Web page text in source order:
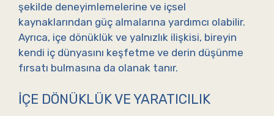
şekilde deneyimlemelerine ve içsel
kaynaklarından güç almalarına yardımcı olabilir.
Ayrıca, içe dönüklük ve yalnızlık ilişkisi, bireyin
kendi iç dünyasını keşfetme ve derin düşünme
fırsatı bulmasına da olanak tanır.
İÇE DÖNÜKLÜK VE YARATICILIK